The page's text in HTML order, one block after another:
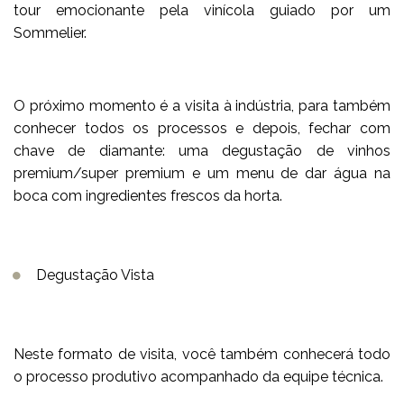
tour emocionante pela vinícola guiado por um
Sommelier.
O próximo momento é a visita à indústria, para também
conhecer todos os processos e depois, fechar com
chave de diamante: uma degustação de vinhos
premium/super premium e um menu de dar água na
boca com ingredientes frescos da horta.
Degustação Vista
Neste formato de visita, você também conhecerá todo
o processo produtivo acompanhado da equipe técnica.